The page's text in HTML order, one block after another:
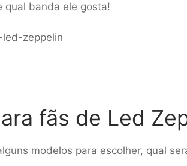
qual banda ele gosta!
fãs de Led
modelos para escolher, qual